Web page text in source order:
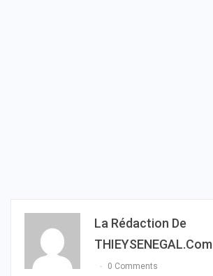
La Rédaction De
THIEYSENEGAL.com
0 Comments